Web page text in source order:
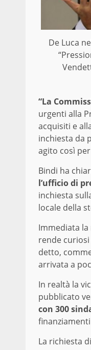
De Luca
“La
urgenti alla
acquisiti e
inchiesta da
agito così
Bindi ha
l’ufficio di
inchiesta
locale della
Immediata la
rende
detto,
arrivata a
In realtà la
pubblicato
con 300
La richiesta